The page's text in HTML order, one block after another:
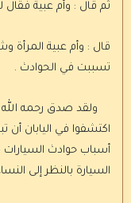
ثم قال : وأم عبية فقال
قال : وأم عبية المرأة
تسببت في الحوادث .
ولقد صدق رحمه
اكتشفوا في اليابان أن
أسباب حوادث
السيارة بالنظر إلى